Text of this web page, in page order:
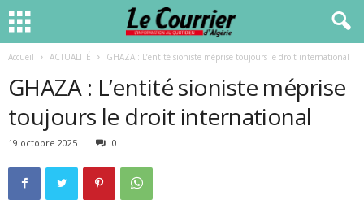
Accueil ACTUALITÉ GHAZA : L’entité sioniste méprise toujours le droit international
GHAZA : L’entité sioniste méprise
toujours le droit international
19 octobre 2025 0